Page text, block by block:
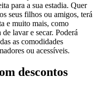
para a sua estadia. Quer
seus filhos ou amigos, terá
e muito mais, como
lavar e secar. Poderá
as comodidades
ou acessíveis.
descontos